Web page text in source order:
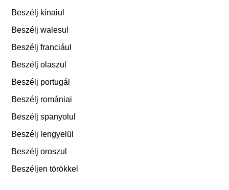
Beszélj kínaiul
Beszélj walesul
Beszélj franciául
Beszélj olaszul
Beszélj portugál
Beszélj romániai
Beszélj spanyolul
Beszélj lengyelül
Beszélj oroszul
Beszéljen törökkel